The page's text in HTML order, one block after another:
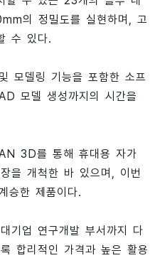
의 정밀도를 실현하며, 고
수 있다.
모델링 기능을 포함한 소프
모델 생성까지의 시간을
3D를 통해 휴대용 자가
을 개척한 바 있으며, 이번
승한 제품이다.
기업 연구개발 부서까지 다
합리적인 가격과 높은 활용